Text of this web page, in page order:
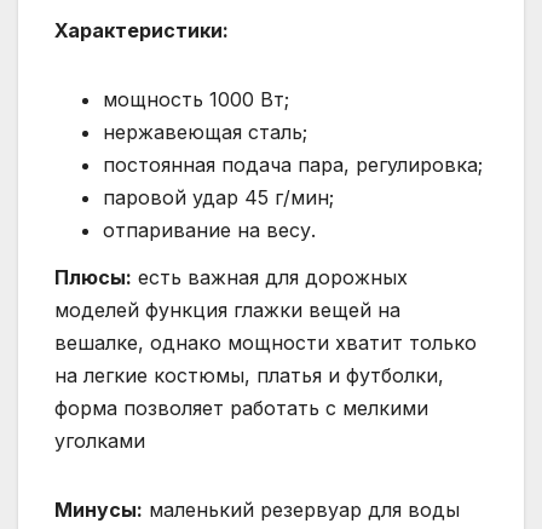
Характеристики:
мощность 1000 Вт;
нержавеющая сталь;
постоянная подача пара, регулировка;
паровой удар 45 г/мин;
отпаривание на весу.
Плюсы: есть важная для дорожных
моделей функция глажки вещей на
вешалке, однако мощности хватит только
на легкие костюмы, платья и футболки,
форма позволяет работать с мелкими
уголками
Минусы: маленький резервуар для воды